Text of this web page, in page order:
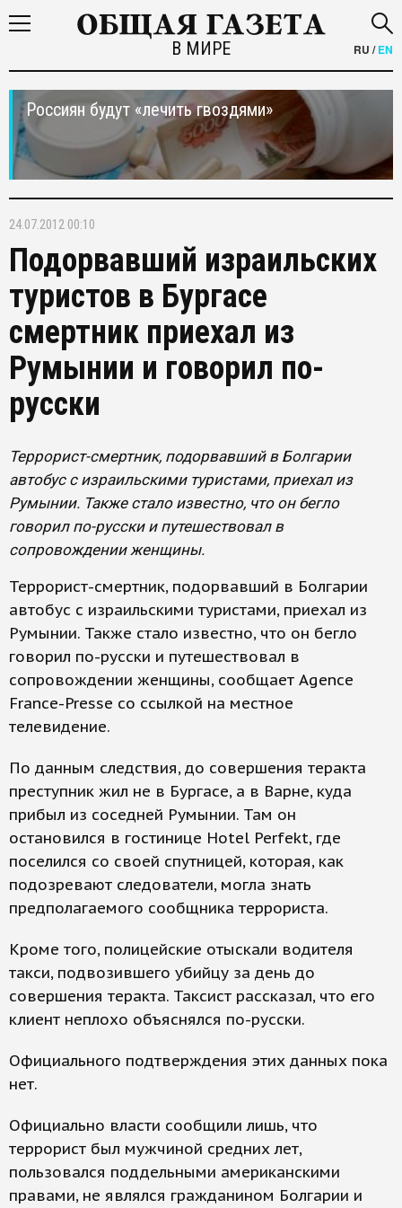
В МИРЕ RU /EN
Россиян будут «лечить гвоздями»
24.07.2012 00:10
Подорвавший израильских
туристов в Бургасе
смертник приехал из
Румынии и говорил по-
русски
Террорист-смертник, подорвавший в Болгарии
автобус с израильскими туристами, приехал из
Румынии. Также стало известно, что он бегло
говорил по-русски и путешествовал в
сопровождении женщины.
Террорист-смертник, подорвавший в Болгарии
автобус с израильскими туристами, приехал из
Румынии. Также стало известно, что он бегло
говорил по-русски и путешествовал в
сопровождении женщины, сообщает Agence
France-Presse со ссылкой на местное
телевидение.
По данным следствия, до совершения теракта
преступник жил не в Бургасе, а в Варне, куда
прибыл из соседней Румынии. Там он
остановился в гостинице Hotel Perfekt, где
поселился со своей спутницей, которая, как
подозревают следователи, могла знать
предполагаемого сообщника террориста.
Кроме того, полицейские отыскали водителя
такси, подвозившего убийцу за день до
совершения теракта. Таксист рассказал, что его
клиент неплохо объяснялся по-русски.
Официального подтверждения этих данных пока
нет.
Официально власти сообщили лишь, что
террорист был мужчиной средних лет,
пользовался поддельными американскими
правами, не являлся гражданином Болгарии и